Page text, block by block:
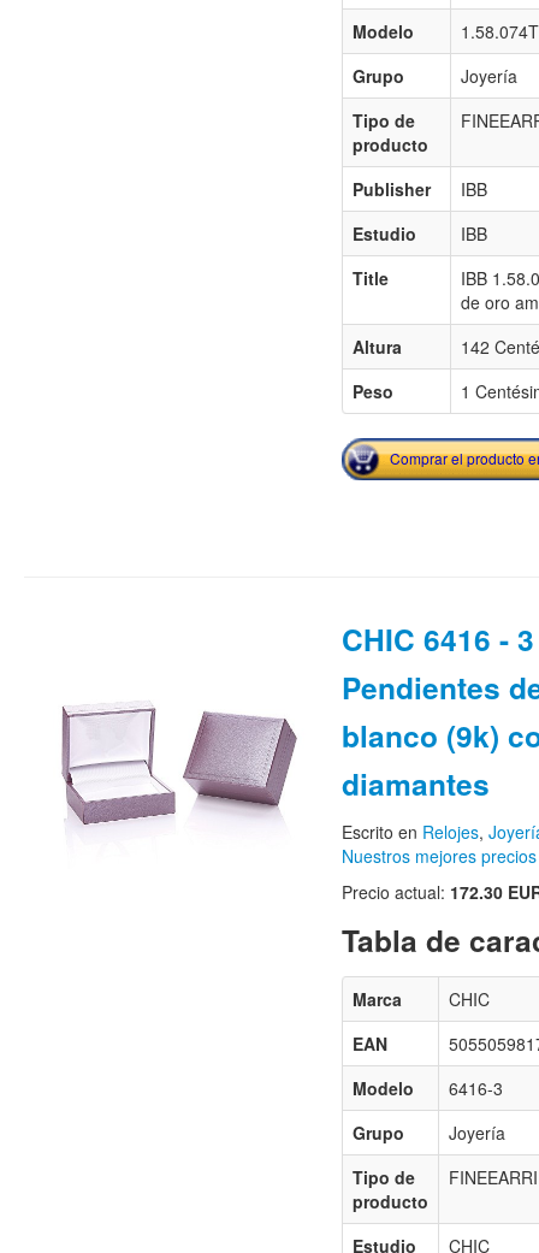
Modelo
1.58.074T
Grupo
Joyería
Tipo de
producto
Publisher
IBB
Estudio
IBB
Title
IBB
de oro
Altura
142
Peso
1
Comprar el producto
CHIC 6416 -
Pendientes
blanco (9k)
diamantes
Escrito en Relojes,
Nuestros mejores
Precio actual: 172.30
Tabla de
Marca
CHIC
EAN
Modelo
6416-3
Grupo
Joyería
Tipo de
producto
Estudio CHIC